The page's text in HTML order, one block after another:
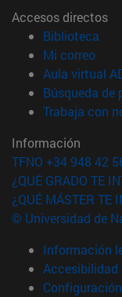
Accesos directos
Biblioteca
Mi correo
Aula virtual
Búsqueda de
Trabaja con
Información
TFNO +34 948 42
¿QUÉ GRADO TE
¿QUÉ MÁSTER TE
© Universidad de
Información
Accesibilidad